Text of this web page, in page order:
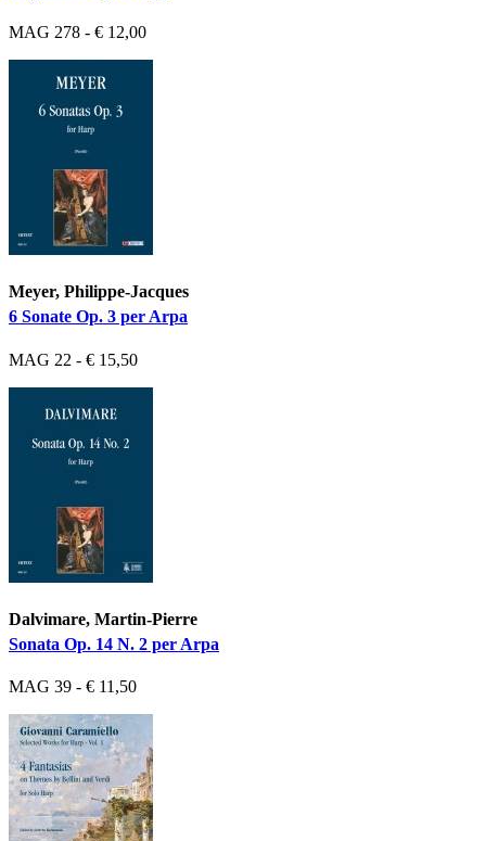
MAG 278 - € 12,00
Meyer, Philippe-Jacques
6 Sonate Op. 3 per Arpa
MAG 22 - € 15,50
Dalvimare, Martin-Pierre
Sonata Op. 14 N. 2 per Arpa
MAG 39 - € 11,50